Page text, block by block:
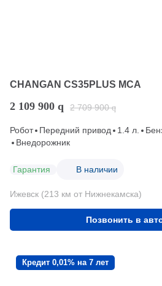
CHANGAN CS35PLUS MCA
2 109 900 q 2 709 900 q
Робот Передний привод 1.4 л.
Внедорожник
Гарантия В наличии
Ижевск (213 км от Нижнекамска)
Позвонить в
Кредит 0,01% на 7 лет